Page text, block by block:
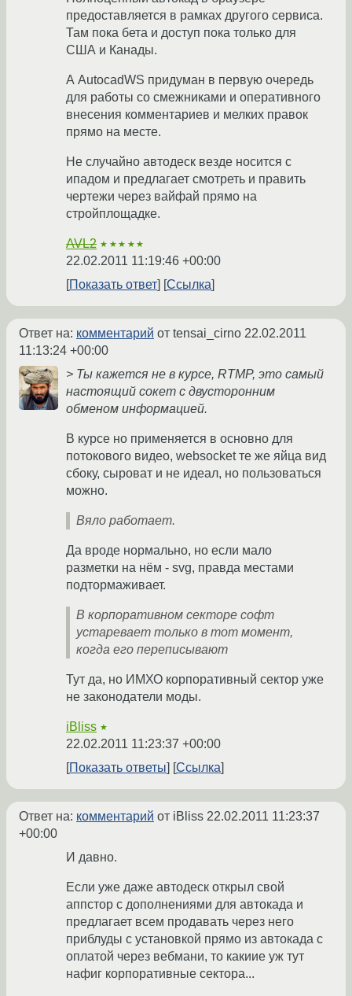
предоставляется в рамках другого сервиса.
Там пока бета и доступ пока только для
США и Канады.
А AutocadWS придуман в первую очередь
для работы со смежниками и оперативного
внесения комментариев и мелких правок
прямо на месте.
Не случайно автодеск везде носится с
ипадом и предлагает смотреть и править
чертежи через вайфай прямо на
стройплощадке.
AVL2 ★★★★★
22.02.2011 11:19:46 +00:00
Показать ответ
Ссылка
Ответ на: комментарий от tensai_cirno 22.02.2011
11:13:24 +00:00
> Ты кажется не в курсе, RTMP, это самый
настоящий сокет с двусторонним
обменом информацией.
В курсе но применяется в основно для
потокового видео, websocket те же яйца вид
сбоку, сыроват и не идеал, но пользоваться
можно.
Вяло работает.
Да вроде нормально, но если мало
разметки на нём - svg, правда местами
подтормаживает.
В корпоративном секторе софт
устаревает только в тот момент,
когда его переписывают
Тут да, но ИМХО корпоративный сектор уже
не законодатели моды.
iBliss ★
22.02.2011 11:23:37 +00:00
Показать ответы
Ссылка
Ответ на: комментарий от iBliss 22.02.2011 11:23:37
+00:00
И давно.
Если уже даже автодеск открыл свой
аппстор с дополнениями для автокада и
предлагает всем продавать через него
приблуды с установкой прямо из автокада с
оплатой через вебмани, то какиие уж тут
нафиг корпоративные сектора...